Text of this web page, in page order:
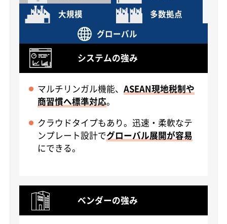
大規模
多数拠点
グローバル
システムの強み
マルチリンガル機能、ASEAN現地税制や
商習慣へ標準対応。
クラウドタイプもあり。迅速・柔軟なテ
ンプレート設計でグローバル展開が容易
にできる。
ベンダーの強み